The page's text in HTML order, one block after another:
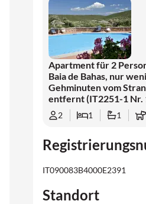
Apartment für 2
Baia de Bahas, nur
Gehminuten vom
entfernt (IT2251-1 Nr.
2 1 1
IT090083B4000E2391
Standort